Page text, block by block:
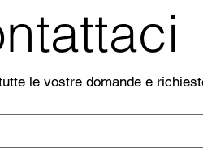
le vostre domande e